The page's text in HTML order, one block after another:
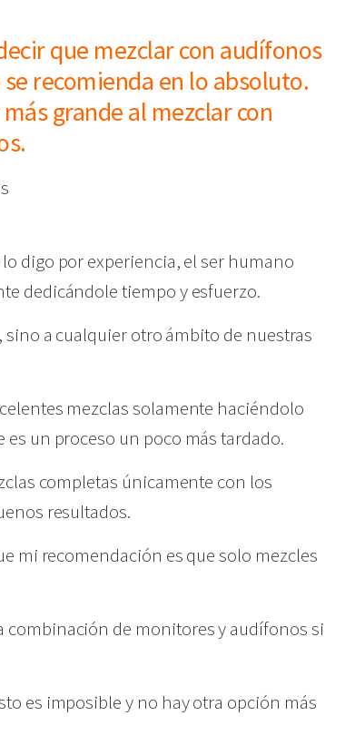
que mezclar con audífonos
recomienda en lo absoluto.
grande al mezclar con
digo por experiencia, el ser humano
dedicándole tiempo y esfuerzo.
a cualquier otro ámbito de nuestras
mezclas solamente haciéndolo
un proceso un poco más tardado.
completas únicamente con los
resultados.
mi recomendación es que solo mezcles
combinación de monitores y audífonos si
es imposible y no hay otra opción más